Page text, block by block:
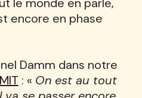
encore en phase
Damm dans notre
: « On est au tout